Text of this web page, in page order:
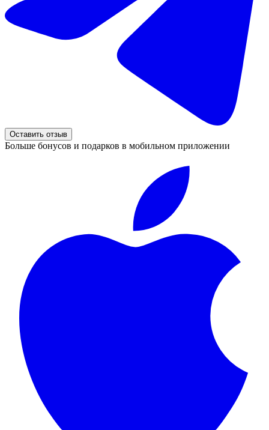
Оставить отзыв
Больше бонусов и подарков в мобильном приложении